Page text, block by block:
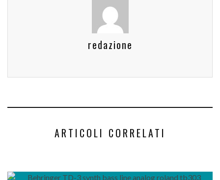
redazione
ARTICOLI CORRELATI